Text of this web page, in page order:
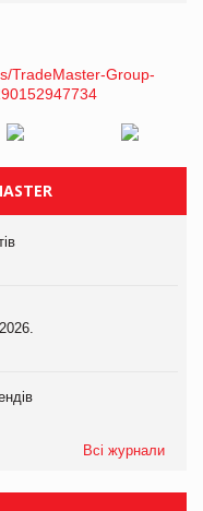
Всі журнали